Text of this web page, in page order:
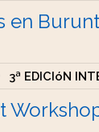
en
3ª EDICIóN